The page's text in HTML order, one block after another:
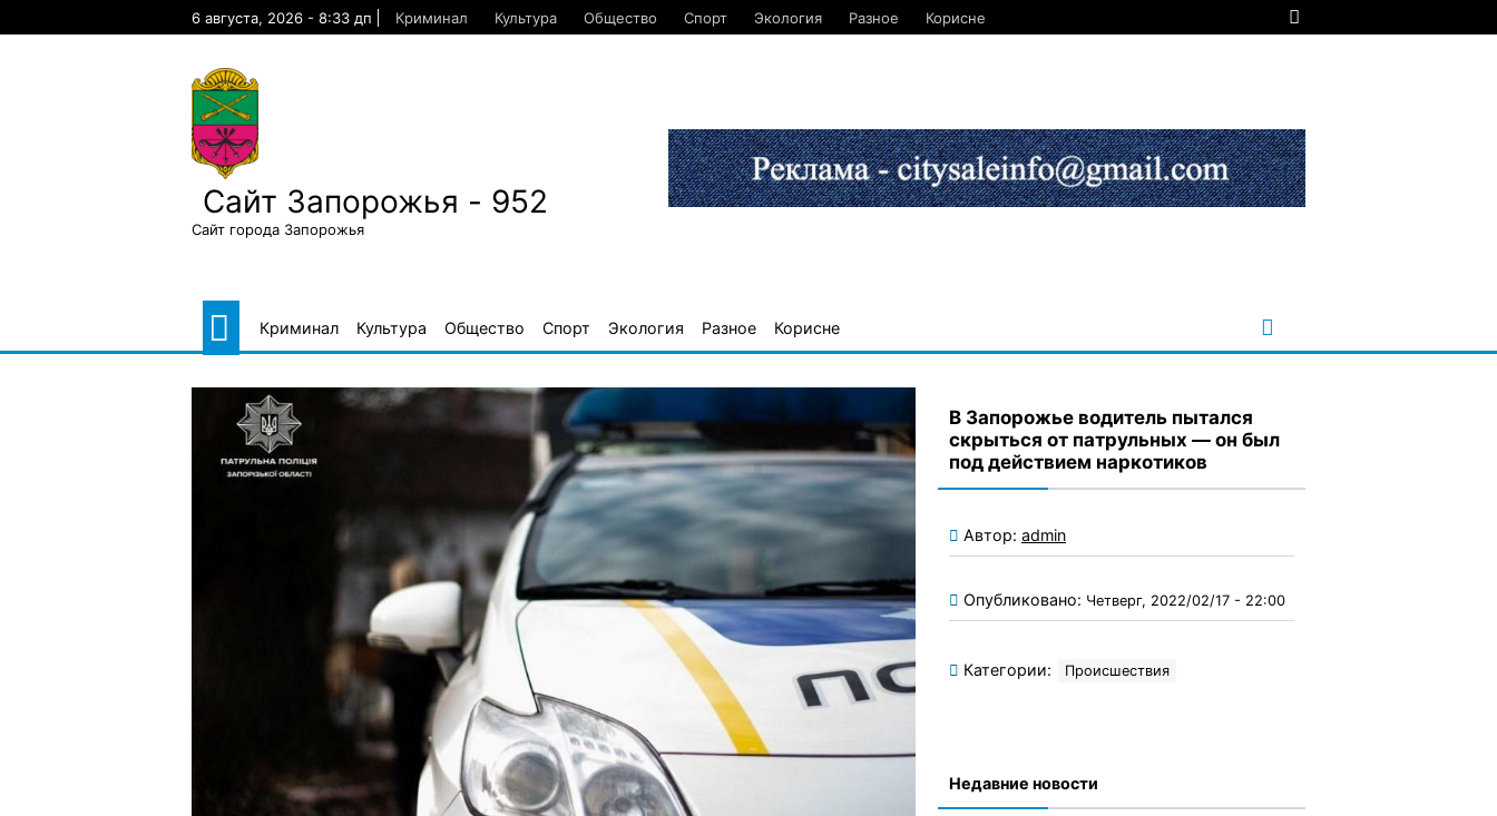
6 августа, 2026 - 8:33 дп Криминал Культура Общество Спорт Экология Разное Корисне
Сайт Запорожья - 952
Сайт города Запорожья
Криминал Культура Общество Спорт Экология Разное Корисне
В Запорожье водитель пытался
скрыться от патрульных — он был
под действием наркотиков
Автор: admin
Опубликовано: Четверг, 2022/02/17 - 22:00
Категории: Происшествия
Недавние новости